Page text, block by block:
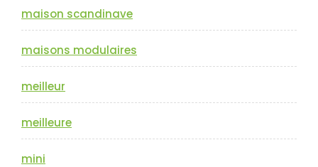
maison scandinave
maisons modulaires
meilleur
meilleure
mini